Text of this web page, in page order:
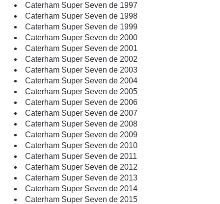
Caterham Super Seven de 1997
Caterham Super Seven de 1998
Caterham Super Seven de 1999
Caterham Super Seven de 2000
Caterham Super Seven de 2001
Caterham Super Seven de 2002
Caterham Super Seven de 2003
Caterham Super Seven de 2004
Caterham Super Seven de 2005
Caterham Super Seven de 2006
Caterham Super Seven de 2007
Caterham Super Seven de 2008
Caterham Super Seven de 2009
Caterham Super Seven de 2010
Caterham Super Seven de 2011
Caterham Super Seven de 2012
Caterham Super Seven de 2013
Caterham Super Seven de 2014
Caterham Super Seven de 2015